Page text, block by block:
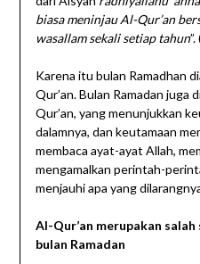
biasa meninjau Al-Qur’an
wasallam sekali setiap tahun
Karena itu bulan Ramadhan
Qur’an. Bulan Ramadan juga
Qur’an, yang menunjukkan
dalamnya, dan keutamaan
membaca ayat-ayat Allah,
mengamalkan perintah-
menjauhi apa yang
Al-Qur’an merupakan
bulan Ramadan